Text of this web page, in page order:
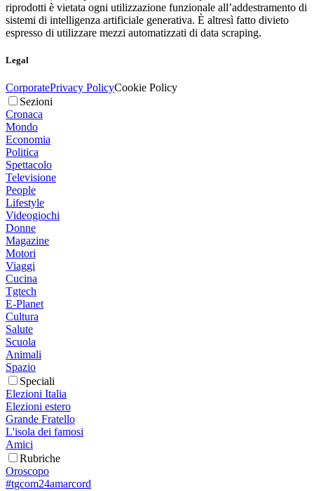
riprodotti è vietata ogni utilizzazione funzionale all’addestramento di
sistemi di intelligenza artificiale generativa. È altresì fatto divieto
espresso di utilizzare mezzi automatizzati di data scraping.
Legal
CorporatePrivacy PolicyCookie Policy
Sezioni
Cronaca
Mondo
Economia
Politica
Spettacolo
Televisione
People
Lifestyle
Videogiochi
Donne
Magazine
Motori
Viaggi
Cucina
Tgtech
E-Planet
Cultura
Salute
Scuola
Animali
Spazio
Speciali
Elezioni Italia
Elezioni estero
Grande Fratello
L'isola dei famosi
Amici
Rubriche
Oroscopo
#tgcom24amarcord